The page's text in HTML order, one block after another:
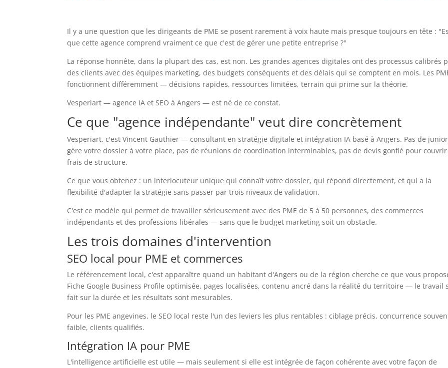
Il y a une question que les dirigeants de PME se posent rarement à voix haute mais presque toujours en tête :
que cette agence comprend vraiment ce que c'est de gérer une petite entreprise ?"
La réponse honnête, dans la plupart des cas, est non. Les grandes agences digitales ont des processus calibrés
des clients avec des équipes marketing, des budgets conséquents et des délais qui se comptent en mois. Les
fonctionnent différemment — décisions rapides, ressources limitées, terrain qui prime sur la théorie.
Vesperiart — agence IA et SEO à Angers — est né de ce constat.
Ce que "agence indépendante" veut dire concrètement
Vesperiart, c'est Vincent Gauthier — consultant en stratégie digitale et intégration IA basé à Angers. Pas de
gère votre dossier à votre place, pas de réunions de coordination interminables, pas de devis gonflé pour couvrir
frais de structure.
Ce que vous obtenez : un interlocuteur unique qui connaît votre dossier, qui répond directement, et qui a la
flexibilité d'adapter la stratégie sans passer par trois niveaux de validation.
C'est ce modèle qui permet de travailler sérieusement avec des PME de 5 à 50 personnes, des commerces
indépendants et des professions libérales — sans que le budget marketing soit un obstacle.
Les trois domaines d'intervention
SEO local pour PME et commerces
Le référencement local, c'est apparaître quand un habitant d'Angers ou de la région cherche ce que vous
Fiche Google Business Profile optimisée, pages localisées, contenu ancré dans la réalité du territoire — le travail
fait sur la durée et les résultats sont mesurables.
Pour les PME angevines, le SEO local reste l'un des leviers les plus rentables : ciblage précis, concurrence
faible, clients qualifiés.
Intégration IA pour PME
L'intelligence artificielle est utile — mais seulement si elle est intégrée de façon cohérente avec votre façon de